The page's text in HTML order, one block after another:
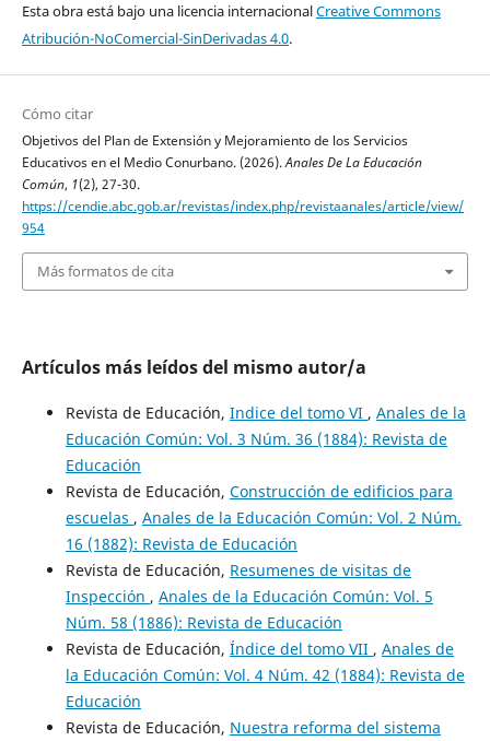
Esta obra está bajo una licencia internacionalCreative Commons
Atribución-NoComercial-SinDerivadas 4.0.
Cómo citar
Objetivos del Plan de Extensión y Mejoramiento de los Servicios
Educativos en el Medio Conurbano. (2026).Anales De La Educación
Común, 1(2), 27-30.
https://cendie.abc.gob.ar/revistas/index.php/revistaanales/article/view/
954
Más formatos de cita
Artículos más leídos del mismo autor/a
Revista de Educación, Indice del tomo VI , Anales de la
Educación Común: Vol. 3 Núm. 36 (1884): Revista de
Educación
Revista de Educación, Construcción de edificios para
escuelas , Anales de la Educación Común: Vol. 2 Núm.
16 (1882): Revista de Educación
Revista de Educación, Resumenes de visitas de
Inspección , Anales de la Educación Común: Vol. 5
Núm. 58 (1886): Revista de Educación
Revista de Educación, Índice del tomo VII , Anales de
la Educación Común: Vol. 4 Núm. 42 (1884): Revista de
Educación
Revista de Educación, Nuestra reforma del sistema